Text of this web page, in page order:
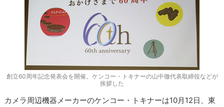
創立60周年記念発表会を開催。ケンコー・トキナーの山中徹代表取締役などが
挨拶した
カメラ周辺機器メーカーのケンコー・トキナーは10月12日、東